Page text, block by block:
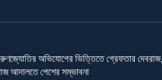
অভিযোগের ভিত্তিতে গ্রেফতার দেবরাজ,
আদালতে পেশের সম্ভাবনা